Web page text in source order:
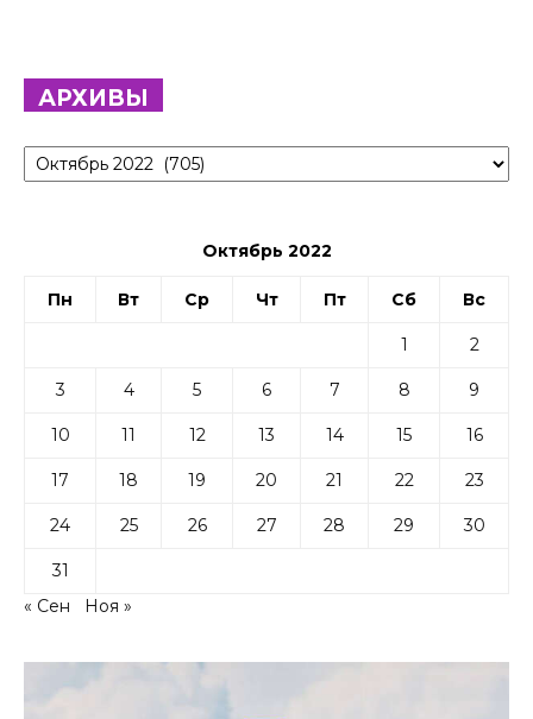
АРХИВЫ
Архивы
Октябрь 2022
Пн Вт Ср Чт Пт Сб Вс
1 2
3 4 5 6 7 8 9
10 11 12 13 14 15 16
17 18 19 20 21 22 23
24 25 26 27 28 29 30
31
« Сен
Ноя »